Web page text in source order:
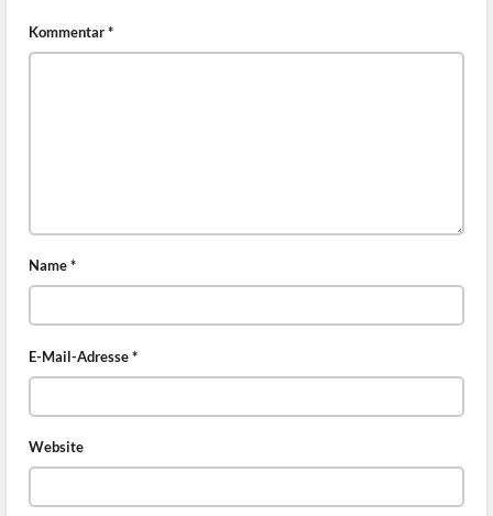
Kommentar*
Name*
E-Mail-Adresse*
Website